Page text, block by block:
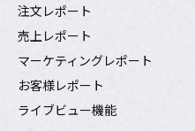
注文レポート
売上レポート
マーケティングレポート
お客様レポート
ライブビュー機能